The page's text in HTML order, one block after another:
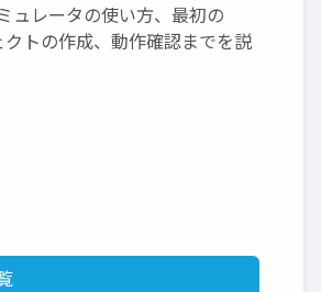
ュレータの使い方、最初の
トの作成、動作確認までを説